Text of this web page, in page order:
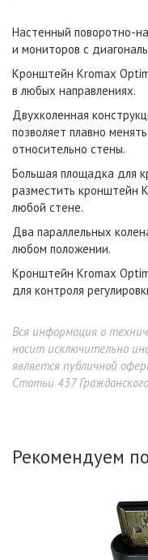
Настенный поворотно-
и мониторов с
Кронштейн Kromax
в любых направлениях.
Двухколенная
позволяет плавно
относительно стены.
Большая площадка для
разместить кронштейн
любой стене.
Два параллельных
любом положении.
Кронштейн Kromax
для контроля
Вся информация о
носит исключительно
является публичной
Статьи 437
Рекомендуем